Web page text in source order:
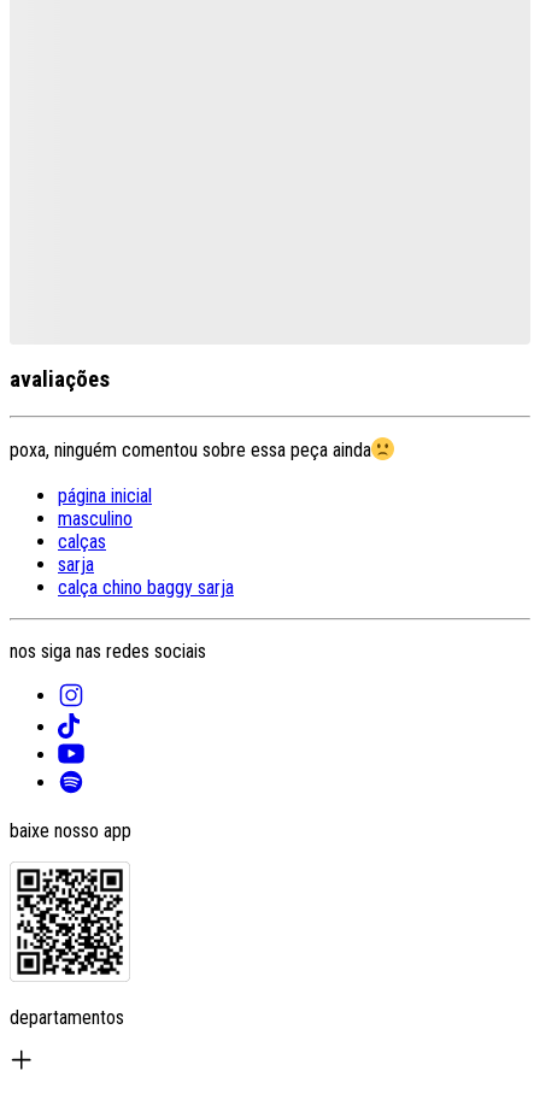
avaliações
poxa, ninguém comentou sobre essa peça ainda
página inicial
masculino
calças
sarja
calça chino baggy sarja
nos siga nas redes sociais
baixe nosso app
departamentos